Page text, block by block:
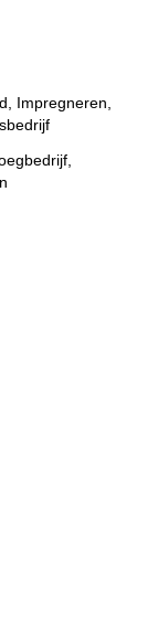
Impregneren,